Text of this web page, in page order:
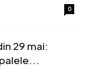
0
29 mai: